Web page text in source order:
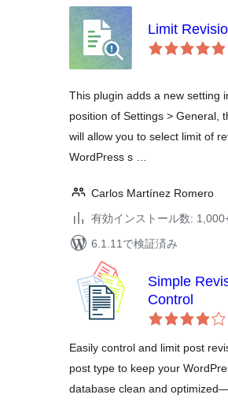
Limit
This plugin adds a new setting
position of Settings > General,
will allow you to select limit of
WordPress s …
Carlos Martínez Romero
有効インストール数:
6.1.11で検証済み
Simple
Control
Easily control and limit post
post type to keep your
database clean and